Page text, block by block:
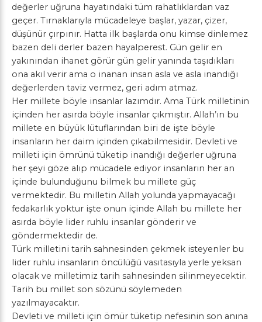
değerler uğruna hayatındaki tüm rahatlıklardan vaz
geçer. Tırnaklarıyla mücadeleye başlar, yazar, çizer,
düşünür çırpınır. Hatta ilk başlarda onu kimse dinlemez
bazen deli derler bazen hayalperest. Gün gelir en
yakınından ihanet görür gün gelir yanında taşıdıkları
ona akıl verir ama o inanan insan asla ve asla inandığı
değerlerden taviz vermez, geri adım atmaz.
Her millete böyle insanlar lazımdır. Ama Türk milletinin
içinden her asırda böyle insanlar çıkmıştır. Allah’ın bu
millete en büyük lütuflarından biri de işte böyle
insanların her daim içinden çıkabilmesidir. Devleti ve
milleti için ömrünü tüketip inandığı değerler uğruna
her şeyi göze alıp mücadele ediyor insanların her an
içinde bulunduğunu bilmek bu millete güç
vermektedir. Bu milletin Allah yolunda yapmayacağı
fedakarlık yoktur işte onun içinde Allah bu millete her
asırda böyle lider ruhlu insanlar gönderir ve
göndermektedir de.
Türk milletini tarih sahnesinden çekmek isteyenler bu
lider ruhlu insanların öncülüğü vasıtasıyla yerle yeksan
olacak ve milletimiz tarih sahnesinden silinmeyecektir.
Tarih bu millet son sözünü söylemeden
yazılmayacaktır.
Devleti ve milleti için ömür tüketip nefesinin son anına